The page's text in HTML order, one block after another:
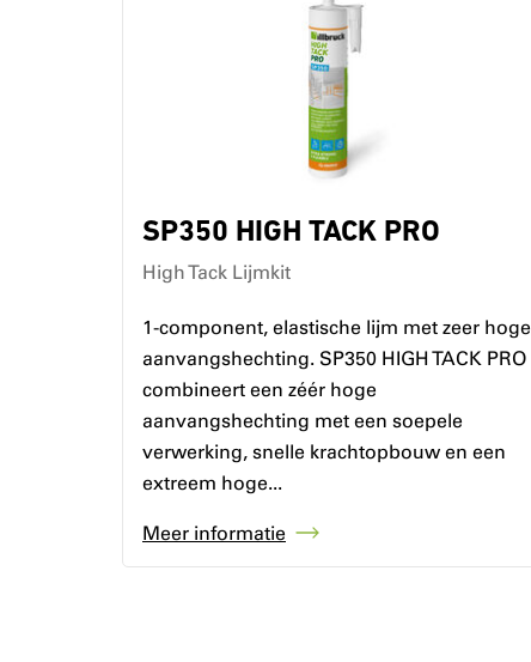
SP350 HIGH TACK PRO
High Tack Lijmkit
1-component, elastische lijm met zeer hoge
aanvangshechting. SP350 HIGH TACK PRO
combineert een zéér hoge
aanvangshechting met een soepele
verwerking, snelle krachtopbouw en een
extreem hoge...
Meer informatie